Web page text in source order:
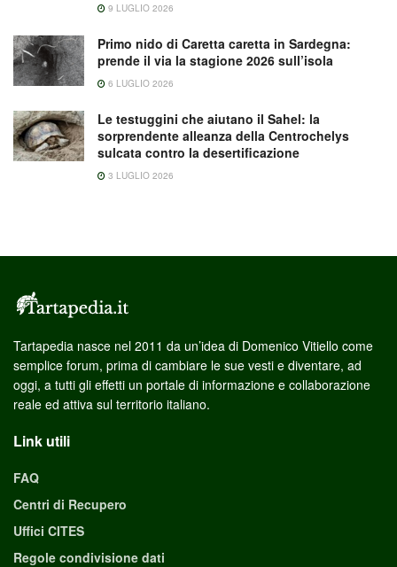
9 LUGLIO 2026
Primo nido di Caretta caretta in Sardegna:
prende il via la stagione 2026 sull’isola
6 LUGLIO 2026
Le testuggini che aiutano il Sahel: la
sorprendente alleanza della Centrochelys
sulcata contro la desertificazione
3 LUGLIO 2026
Tartapedia nasce nel 2011 da un’idea di Domenico Vitiello come
semplice forum, prima di cambiare le sue vesti e diventare, ad
oggi, a tutti gli effetti un portale di informazione e collaborazione
reale ed attiva sul territorio italiano.
Link utili
FAQ
Centri di Recupero
Uffici CITES
Regole condivisione dati